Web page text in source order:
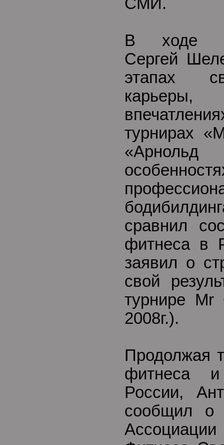
В ходе
Сергей
этапах
турнирах
сравнил
фитнеса в
заявил о
свой
турнире Mr
2008г.).
Продолжая
фитнеса
России,
сообщил о